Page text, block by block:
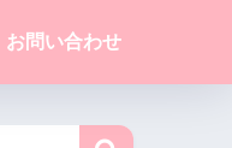
お問い合わせ